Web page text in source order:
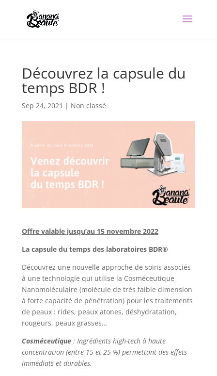
Découvrez la capsule du
temps BDR !
Sep 24, 2021 | Non classé
Offre valable jusqu’au 15 novembre 2022
La capsule du temps des laboratoires BDR®
Découvrez une nouvelle approche de soins associés
à une technologie qui utilise la Cosméceutique
Nanomoléculaire (molécule de très faible dimension
à forte capacité de pénétration) pour les traitements
de peaux : rides, peaux atones, déshydratation,
rougeurs, peaux grasses…
Cosméceutique: Ingrédients high-tech à haute
concentration (entre 15 et 25 %) permettant des effets
immédiats et durables.